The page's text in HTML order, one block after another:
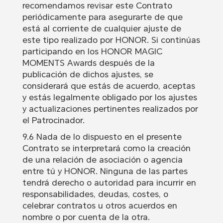
recomendamos revisar este Contrato
periódicamente para asegurarte de que
está al corriente de cualquier ajuste de
este tipo realizado por HONOR. Si continúas
participando en los HONOR MAGIC
MOMENTS Awards después de la
publicación de dichos ajustes, se
considerará que estás de acuerdo, aceptas
y estás legalmente obligado por los ajustes
y actualizaciones pertinentes realizados por
el Patrocinador.
9.6 Nada de lo dispuesto en el presente
Contrato se interpretará como la creación
de una relación de asociación o agencia
entre tú y HONOR. Ninguna de las partes
tendrá derecho o autoridad para incurrir en
responsabilidades, deudas, costes, o
celebrar contratos u otros acuerdos en
nombre o por cuenta de la otra.